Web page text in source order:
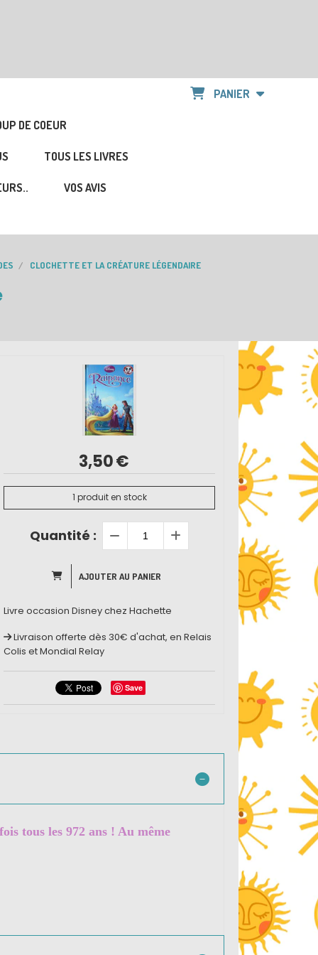
DE COEUR
TOUS LES LIVRES
VOS AVIS
PANIER
CLOCHETTE ET LA CRÉATURE LÉGENDAIRE
3,50€
1 produit en stock
Quantité :
AJOUTER AU PANIER
Livre occasion Disney chez Hachette
Livraison offerte dès 30€ d'achat, en Relais
Colis et Mondial Relay
Save
tous les 972 ans ! Au même